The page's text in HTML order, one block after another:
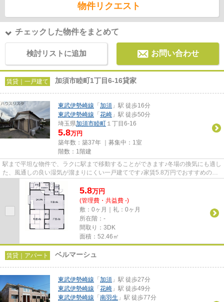
物件リクエスト
チェックした物件をまとめて
検討リストに追加 お問い合わせ
賃貸｜一戸建て 加須市睦町1丁目6-16貸家
東武伊勢崎線 「 加須 」駅 徒歩16分
東武伊勢崎線 「 花崎 」駅 徒歩50分
埼玉県加須市睦町 １丁目6-16
5.8万円
築年数：築37年 ｜募集中： 1室
階数：1階建
駅まで平坦な物件で、ラクに駅まで移動することができます♪冬場の換気にも適し
た、風通しの良い湿気が溜まりにくい一戸建てです♪家賃5.8万円でおすすめの物
件です♪新着情報：加須市睦...
5.8万円
(管理費・共益費 -)
敷：0ヶ月｜礼：0ヶ月
所在階：-
間取り：3DK
面積：52.46㎡
賃貸｜アパート ベルマーシュ
東武伊勢崎線 「 加須 」駅 徒歩27分
東武伊勢崎線 「 花崎 」駅 徒歩49分
東武伊勢崎線 「 南羽生 」駅 徒歩77分